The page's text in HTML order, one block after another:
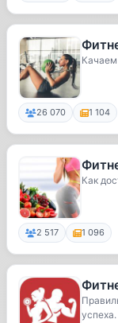
Качаем
26 070 1 104
Как
2 517 1 096